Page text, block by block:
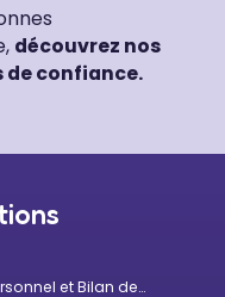
découvrez nos
confiance.
et Bilan de